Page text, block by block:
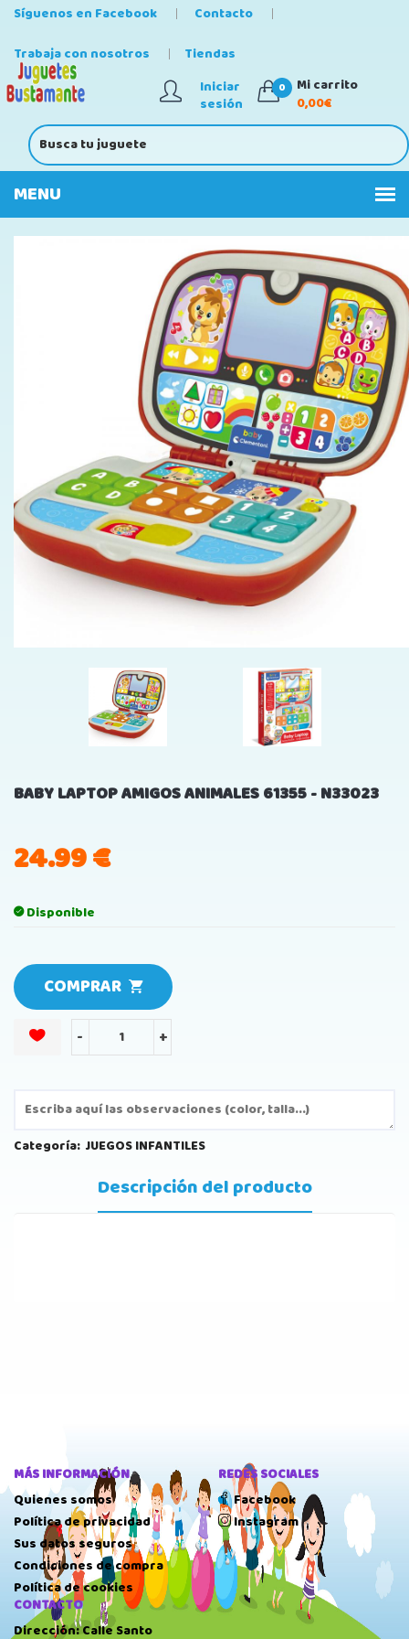
Síguenos en Facebook
Contacto
Trabaja con nosotros
Tiendas
Iniciar
sesión
0
Mi carrito
0,00€
BABY LAPTOP AMIGOS ANIMALES 61355 - N33023
24.99€
Disponible
COMPRAR
- +
Categoría: JUEGOS INFANTILES
Descripción del producto
MÁS INFORMACIÓN
Quienes somos
Política de privacidad
Sus datos seguros
Condiciones de compra
Política de cookies
REDES SOCIALES
Facebook
Instagram
CONTACTO
Dirección: Calle Santo